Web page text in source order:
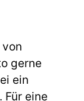
gerne
ein
Für eine